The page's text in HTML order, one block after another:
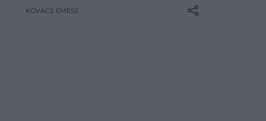
cheating) fogalma: olyan
KOVÁCS EMESE